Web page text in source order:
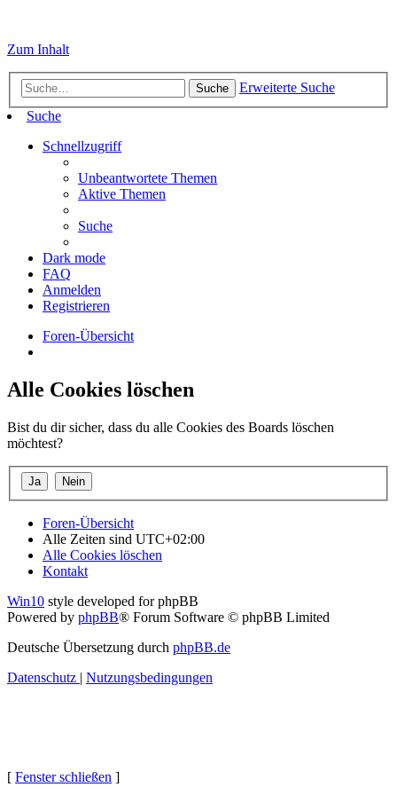
Zum Inhalt
Suche
Erweiterte Suche
Suche
Schnellzugriff
Unbeantwortete Themen
Aktive Themen
Suche
Dark mode
FAQ
Anmelden
Registrieren
Foren-Übersicht
Alle Cookies löschen
Bist du dir sicher, dass du alle Cookies des Boards löschen
möchtest?
Foren-Übersicht
Alle Zeiten sind UTC+02:00
Alle Cookies löschen
Kontakt
Win10 style developed for phpBB
Powered by phpBB® Forum Software © phpBB Limited
Deutsche Übersetzung durch phpBB.de
Datenschutz | Nutzungsbedingungen
[ Fenster schließen ]